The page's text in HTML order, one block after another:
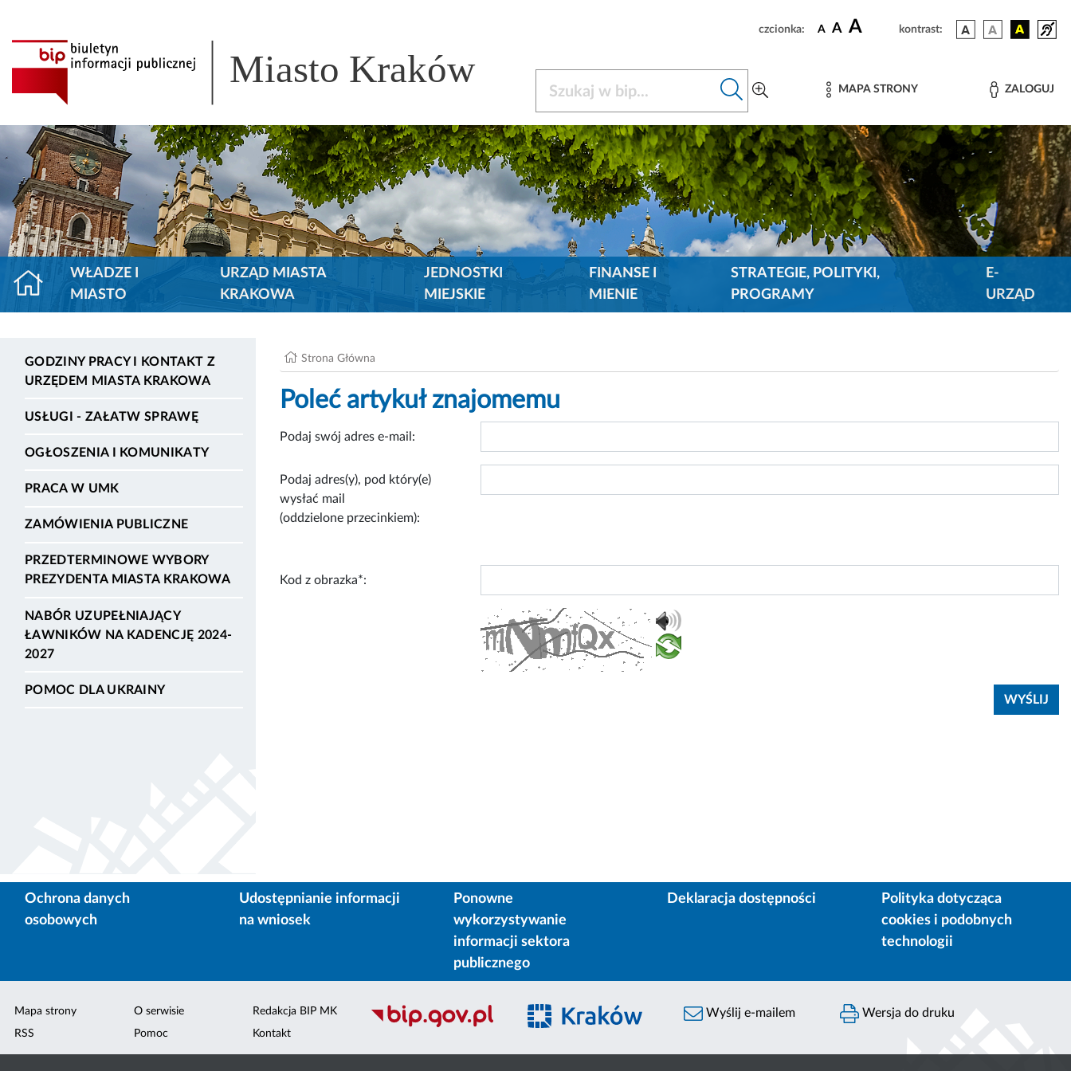
czcionka: A A A kontrast:
Miasto Kraków MAPA STRONY ZALOGUJ
WŁADZE I
MIASTO
URZĄD MIASTA
KRAKOWA
JEDNOSTKI
MIEJSKIE
FINANSE I
MIENIE
STRATEGIE, POLITYKI,
PROGRAMY
E-
URZĄD
GODZINY PRACY I KONTAKT Z
URZĘDEM MIASTA KRAKOWA
USŁUGI - ZAŁATW SPRAWĘ
OGŁOSZENIA I KOMUNIKATY
PRACA W UMK
ZAMÓWIENIA PUBLICZNE
PRZEDTERMINOWE WYBORY
PREZYDENTA MIASTA KRAKOWA
NABÓR UZUPEŁNIAJĄCY
ŁAWNIKÓW NA KADENCJĘ 2024-
2027
POMOC DLA UKRAINY
Strona Główna
Poleć artykuł znajomemu
Podaj swój adres e-mail:
Podaj adres(y), pod który(e)
wysłać mail
(oddzielone przecinkiem):
Kod z obrazka*:
Ochrona danych
osobowych
Udostępnianie informacji
na wniosek
Ponowne
wykorzystywanie
informacji sektora
publicznego
Deklaracja dostępności
Polityka dotycząca
cookies i podobnych
technologii
Mapa strony
RSS
O serwisie
Pomoc
Redakcja BIP MK
Kontakt
Wyślij e-mailem Wersja do druku